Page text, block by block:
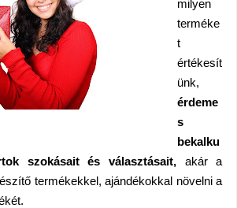
milyen
terméke
t
értékesít
ünk,
érdeme
s
bekalku
szokásait és választásait, akár a
termékekkel, ajándékokkal növelni a